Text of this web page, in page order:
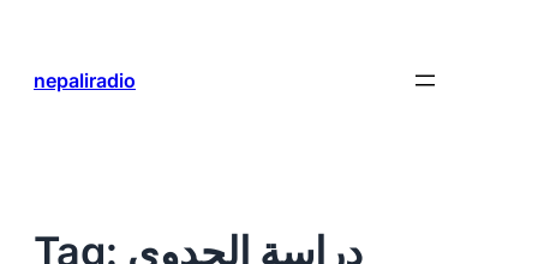
content
nepaliradio
Tag: دراسة الجدوي